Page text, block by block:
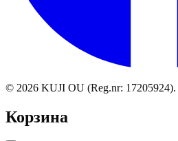
© 2026 KUJI OU (Reg.nr: 17205924).
Корзина